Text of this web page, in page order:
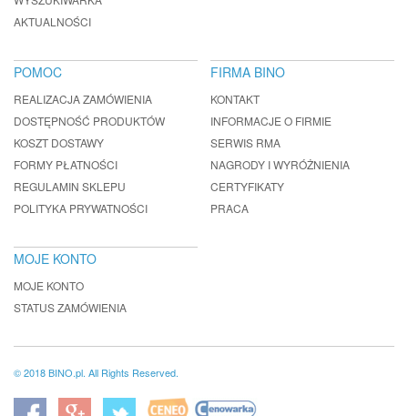
AKTUALNOŚCI
POMOC
REALIZACJA ZAMÓWIENIA
DOSTĘPNOŚĆ PRODUKTÓW
KOSZT DOSTAWY
FORMY PŁATNOŚCI
REGULAMIN SKLEPU
POLITYKA PRYWATNOŚCI
FIRMA BINO
KONTAKT
INFORMACJE O FIRMIE
SERWIS RMA
NAGRODY I WYRÓŻNIENIA
CERTYFIKATY
PRACA
MOJE KONTO
MOJE KONTO
STATUS ZAMÓWIENIA
© 2018 BINO.pl. All Rights Reserved.